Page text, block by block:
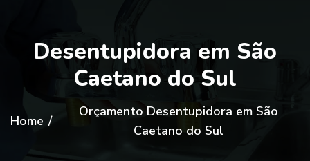
Desentupidora em São
Caetano do Sul
Home /
Orçamento Desentupidora em São
Caetano do Sul